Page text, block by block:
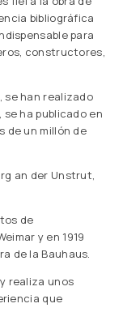
bibliográfica
para
constructores,
se han realizado
ha publicado en
de un millón de
an der Unstrut,
de
y en 1919
de la Bauhaus.
realiza unos
que